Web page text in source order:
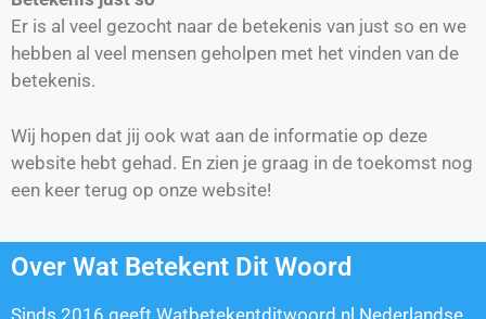
Er is al veel gezocht naar de betekenis van just so en we
hebben al veel mensen geholpen met het vinden van de
betekenis.
Wij hopen dat jij ook wat aan de informatie op deze
website hebt gehad. En zien je graag in de toekomst nog
een keer terug op onze website!
Over Wat Betekent Dit Woord